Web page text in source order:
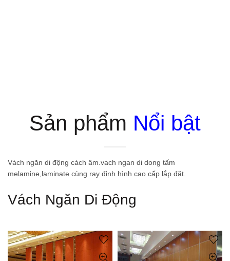
Sản phẩm Nổi bật
Vách ngăn di động cách âm.vach ngan di dong tấm
melamine,laminate cùng ray định hình cao cấp lắp đặt.
Vách Ngăn Di Động